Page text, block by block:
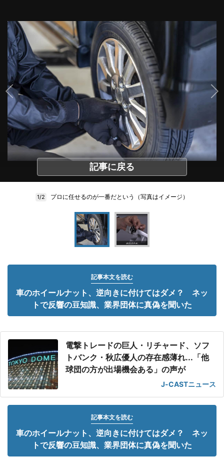
記事に戻る
1/2 プロに任せるのが一番だという（写真はイメージ）
記事本文を読む
車のホイールナット、逆向きに付けてはダメ？ ネッ
トで反響の豆知識、業界団体に真偽を聞いた
電撃トレードの巨人・リチャード、ソフ
トバンク・秋広優人の存在感薄れ...「他
球団の方が出場機会ある」の声が
J-CASTニュース
記事本文を読む
車のホイールナット、逆向きに付けてはダメ？ ネッ
トで反響の豆知識、業界団体に真偽を聞いた